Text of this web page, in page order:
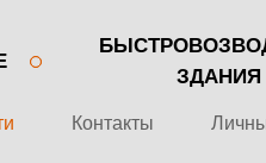
ЗДАНИЯ
Контакты